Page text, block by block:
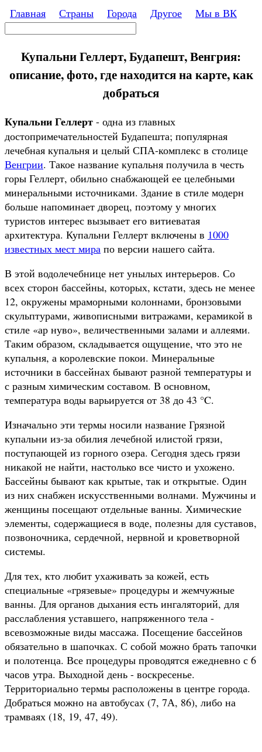
Перейти к основному содержанию
Главная Страны Города Другое Мы в ВК
Поиск
Купальни Геллерт, Будапешт, Венгрия:
описание, фото, где находится на карте, как
добраться
Купальни Геллерт - одна из главных
достопримечательностей Будапешта; популярная
лечебная купальня и целый СПА-комплекс в столице
Венгрии. Такое название купальня получила в честь
горы Геллерт, обильно снабжающей ее целебными
минеральными источниками. Здание в стиле модерн
больше напоминает дворец, поэтому у многих
туристов интерес вызывает его витиеватая
архитектура. Купальни Геллерт включены в 1000
известных мест мира по версии нашего сайта.
В этой водолечебнице нет унылых интерьеров. Со
всех сторон бассейны, которых, кстати, здесь не менее
12, окружены мраморными колоннами, бронзовыми
скульптурами, живописными витражами, керамикой в
стиле «ар нуво», величественными залами и аллеями.
Таким образом, складывается ощущение, что это не
купальня, а королевские покои. Минеральные
источники в бассейнах бывают разной температуры и
с разным химическим составом. В основном,
температура воды варьируется от 38 до 43 °C.
Изначально эти термы носили название Грязной
купальни из-за обилия лечебной илистой грязи,
поступающей из горного озера. Сегодня здесь грязи
никакой не найти, настолько все чисто и ухожено.
Бассейны бывают как крытые, так и открытые. Один
из них снабжен искусственными волнами. Мужчины и
женщины посещают отдельные ванны. Химические
элементы, содержащиеся в воде, полезны для суставов,
позвоночника, сердечной, нервной и кроветворной
системы.
Для тех, кто любит ухаживать за кожей, есть
специальные «грязевые» процедуры и жемчужные
ванны. Для органов дыхания есть ингаляторий, для
расслабления уставшего, напряженного тела -
всевозможные виды массажа. Посещение бассейнов
обязательно в шапочках. С собой можно брать тапочки
и полотенца. Все процедуры проводятся ежедневно с 6
часов утра. Выходной день - воскресенье.
Территориально термы расположены в центре города.
Добраться можно на автобусах (7, 7А, 86), либо на
трамваях (18, 19, 47, 49).